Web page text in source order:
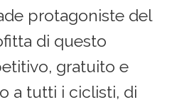
protagoniste del
di questo
gratuito e
a tutti i ciclisti, di